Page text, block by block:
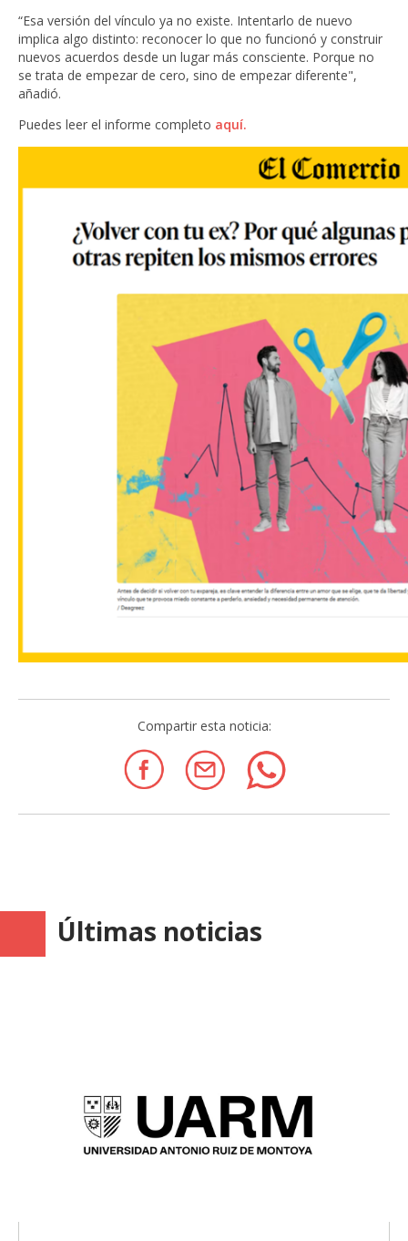
“Esa versión del vínculo ya no existe. Intentarlo de nuevo
implica algo distinto: reconocer lo que no funcionó y construir
nuevos acuerdos desde un lugar más consciente. Porque no
se trata de empezar de cero, sino de empezar diferente",
añadió.
Puedes leer el informe completo aquí.
Compartir esta noticia:
Últimas noticias